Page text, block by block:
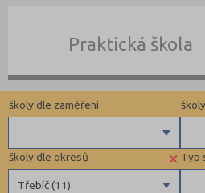
Praktická škola
Typ
×
Třebíč (11)
školy dle okresů
školy dle zaměření
Gymnázia
4 letá gymnázia